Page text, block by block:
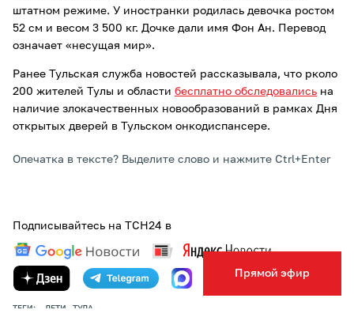
Прямой эфир
штатном режиме. У иностранки родилась девочка ростом
52 см и весом 3 500 кг. Дочке дали имя Фон Ан. Перевод
означает «несущая мир».
Ранее Тульская служба новостей рассказывала, что рколо
200 жителей Тулы и области бесплатно обследовались на
наличие злокачественных новообразований в рамках Дня
открытых дверей в Тульском онкодиспансере.
Опечатка в тексте? Выделите слово и нажмите Ctrl+Enter
Подписывайтесь на ТСН24 в
ТЕГИ: ДЕТИ ТУЛА